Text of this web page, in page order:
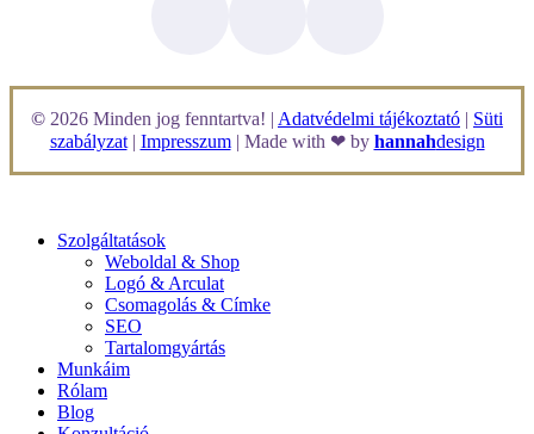
© 2026 Minden jog fenntartva! | Adatvédelmi tájékoztató | Süti
szabályzat| Impresszum| Made with ❤ by hannahdesign
Close
Szolgáltatások
Weboldal & Shop
Logó & Arculat
Csomagolás & Címke
SEO
Tartalomgyártás
Munkáim
Rólam
Blog